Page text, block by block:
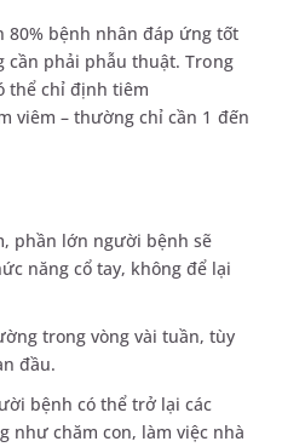
bệnh nhân đáp ứng tốt
cần phải phẫu thuật. Trong
thể chỉ định tiêm
viêm – thường chỉ cần 1 đến
phần lớn người bệnh sẽ
năng cổ tay, không để lại
trong vòng vài tuần, tùy
đầu.
bệnh có thể trở lại các
như chăm con, làm việc nhà